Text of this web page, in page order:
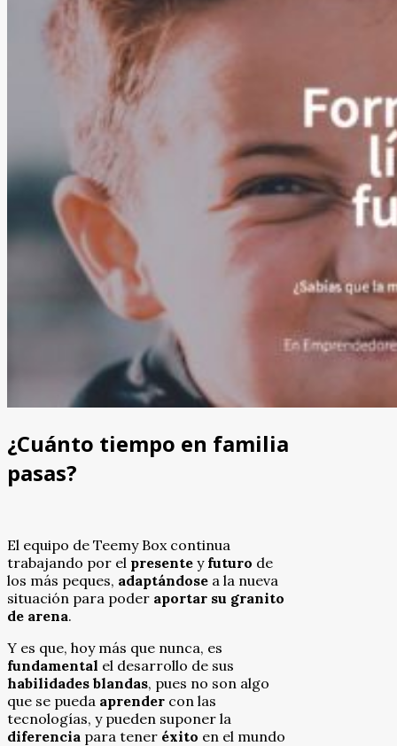
¿Cuánto tiempo en familia
pasas?
El equipo de Teemy Box continua
trabajando por el presente y futuro de
los más peques, adaptándose a la nueva
situación para poder aportar su granito
de arena.
Y es que, hoy más que nunca, es
fundamental el desarrollo de sus
habilidades blandas, pues no son algo
que se pueda aprender con las
tecnologías, y pueden suponer la
diferencia para tener éxito en el mundo